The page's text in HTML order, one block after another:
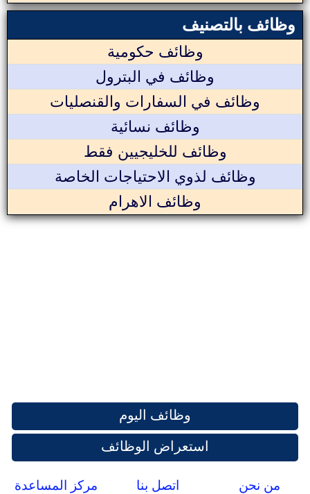
وظائف بالتصنيف
وظائف حكومية
وظائف في البترول
وظائف في السفارات والقنصليات
وظائف نسائية
وظائف للخليجيين فقط
وظائف لذوي الاحتياجات الخاصة
وظائف الاهرام
وظائف اليوم
استعراض الوظائف
من نحن اتصل بنا مركز المساعدة